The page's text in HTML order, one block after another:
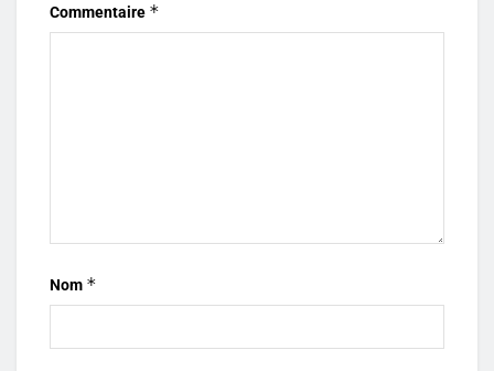
Commentaire *
Nom *